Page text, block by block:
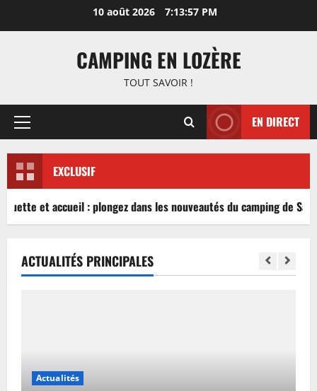
10 août 2026 7:13:57 PM
CAMPING EN LOZÈRE
TOUT SAVOIR !
Menu
EN DIRECT
EXCLUSIF
et accueil : plongez dans les nouveautés du camping de
ACTUALITÉS PRINCIPALES
Actualités